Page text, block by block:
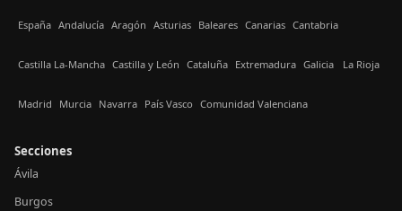
España Andalucía Aragón Asturias Baleares Canarias Cantabria
Castilla La-Mancha Castilla y León Cataluña Extremadura Galicia La Rioja
Madrid Murcia Navarra País Vasco Comunidad Valenciana
Secciones
Ávila
Burgos